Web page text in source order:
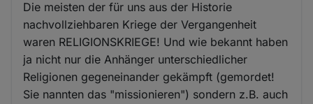
Die meisten der für uns aus der Historie
nachvollziehbaren Kriege der Vergangenheit
waren RELIGIONSKRIEGE! Und wie bekannt haben
ja nicht nur die Anhänger unterschiedlicher
Religionen gegeneinander gekämpft (gemordet!
Sie nannten das "missionieren") sondern z.B. auch